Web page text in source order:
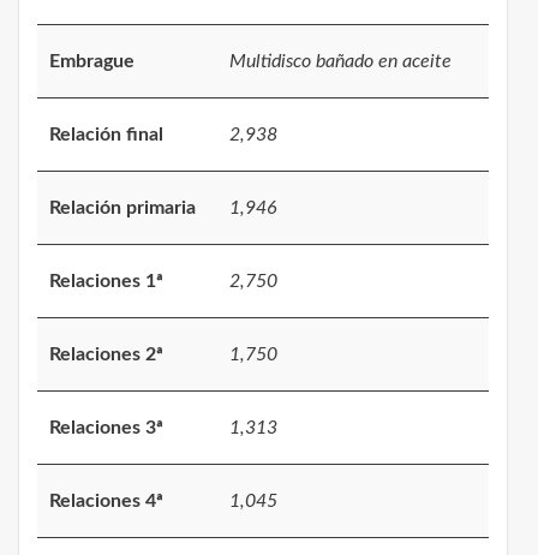
Embrague Multidisco bañado en aceite
Relación final 2,938
Relación primaria 1,946
Relaciones 1ª 2,750
Relaciones 2ª 1,750
Relaciones 3ª 1,313
Relaciones 4ª 1,045